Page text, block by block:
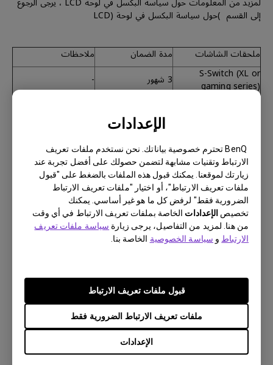
الإعدادات
BenQ تحترم خصوصية بياناتك. نحن نستخدم ملفات تعريف
الارتباط وتقنيات مشابهة لتضمن حصولك على أفضل تجربة عند
زيارتك لموقعنا. يمكنك قبول هذه الملفات بالضغط على "قبول
ملفات تعريف الارتباط"، أو اختيار "ملفات تعريف الارتباط
الضرورية فقط" لرفض كل ما هو غير أساسي. يمكنك
تخصيص الإعدادات الخاصة بملفات تعريف الارتباط في أي وقت
من هنا. لمزيد من التفاصيل، يرجى زيارة سياسة ملفات تعريف
الارتباط و سياسة الخصوصية الخاصة بنا.
الإعدادات
ملفات تعريف الارتباط الضرورية فقط
قبول ملفات تعريف الارتباط
إلى القسم )حول سياسة البكسل في لوحة (LCD
ملحقات الشاشات مدة الضمان
ملاحظات
S-Switch (XL or
gaming series) 3 شهور
-
الملحقات الأخرى والقطع الإستهلاكية
القطع الإستهلاكية بما في ذلك كابلات الإشارة، كابل الطاقة، كابل،
كاUSB أو أي عنصر لم يرد ذكره على وجه التحديد في هذا المستند لا
حول سياسة البكسل في لوحة LCD
إن التفاصيل الحادة والألوان الزاهية في لوحة LCD من BenQ تتكون من